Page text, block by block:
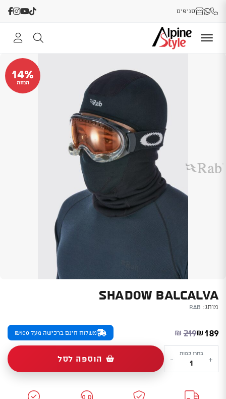
סניפים
SHADOW BALCALVA
מותג: Rab
14%
הנחה
₪ 219
המחיר המקורי היה: ₪219.
₪ 189
המחיר הנוכחי הוא: ₪189. משלוח חינם ברכישה מעל ₪100
+
כמות
של
Shadow
בחרו כמות
- הוספה לסל